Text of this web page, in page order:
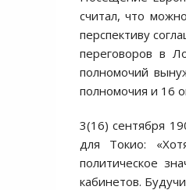
считал, что
перспективу
переговоров в
полномочий
полномочия и 16
3(16) сентября
для Токио:
политическое
кабинетов.